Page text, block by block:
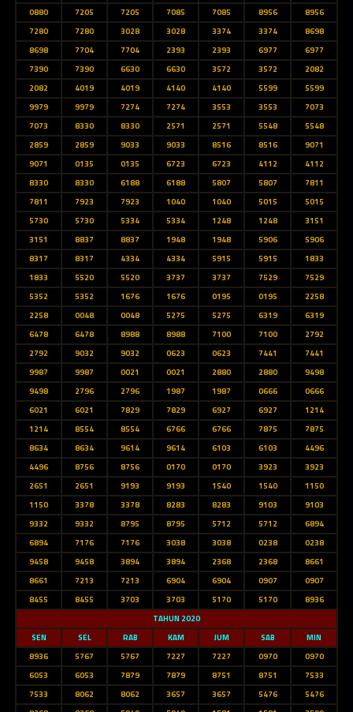
0880
7205 7205 7085 7085 8956
8956
7280
7280 3028 3028 3374 3374
8698
8698
7704 7704 2393 2393 6977
6977
7390
7390 6630 6630 3572 3572
2082
2082
4019 4019 4140 4140 5599
5599
9979
9979 7274 7274 3553 3553
7073
7073
8330 8330 2571 2571 5548
5548
2859
2859 9033 9033 8516 8516
9071
9071
0135 0135 6723 6723 4112
4112
8330
8330 6188 6188 5807 5807
7811
7811
7923 7923 1040 1040 5015
5015
5730
5730 5334 5334 1248 1248
3151
3151
8837 8837 1948 1948 5906
5906
8317
8317 4334 4334 5915 5915
1833
1833
5520 5520 3737 3737 7529
7529
5352
5352 1676 1676 0195 0195
2258
2258
0048 0048 5275 5275 6319
6319
6478
6478 8988 8988 7100 7100
2792
2792
9032 9032 0623 0623 7441
7441
9987
9987 0021 0021 2880 2880
9498
9498
2796 2796 1987 1987 0666
0666
6021
6021 7829 7829 6927 6927
1214
1214
8554 8554 6766 6766 7875
7875
8634
8634 9614 9614 6103 6103
4496
4496
8756 8756 0170 0170 3923
3923
2651
2651 9193 9193 1540 1540
1150
1150
3378 3378 8283 8283 9103
9103
9332
9332 8795 8795 5712 5712
6894
6894
7176 7176 3038 3038 0238
0238
9458
9458 3894 3894 2368 2368
8661
8661
7213 7213 6904 6904 0907
0907
8455
8455 3703 3703 5170 5170
8936
TAHUN 2020
SEN
SEL RAB KAM JUM SAB
MIN
8936
5767 5767 7227 7227 0970
0970
6053
6053 7879 7879 8751 8751
7533
7533
8062 8062 3657 3657 5476
5476